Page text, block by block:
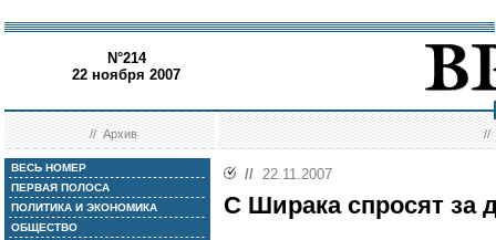
N°214
22 ноября 2007
//Архив //
ВЕСЬ НОМЕР
ПЕРВАЯ ПОЛОСА
ПОЛИТИКА И ЭКОНОМИКА
ОБЩЕСТВО
// 22.11.2007
С Ширака спросят за